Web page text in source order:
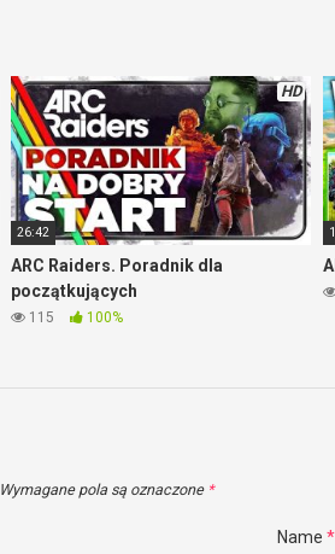
HD
26:42
ARC Raiders. Poradnik dla
początkujących
115 100%
Wymagane pola są oznaczone *
Name *